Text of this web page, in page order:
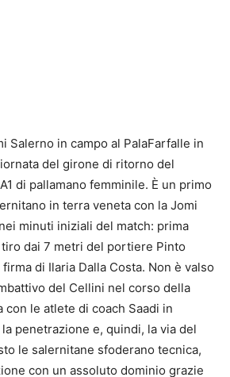
Salerno in campo al PalaFarfalle in
del girone di ritorno del
di pallamano femminile. È un primo
in terra veneta con la Jomi
minuti iniziali del match: prima
tiro dai 7 metri del portiere Pinto
di Ilaria Dalla Costa. Non è valso
del Cellini nel corso della
con le atlete di coach Saadi in
penetrazione e, quindi, la via del
le salernitane sfoderano tecnica,
con un assoluto dominio grazie